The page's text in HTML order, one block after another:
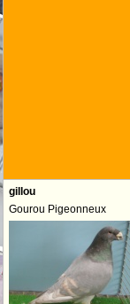
gillou
Gourou Pigeonneux